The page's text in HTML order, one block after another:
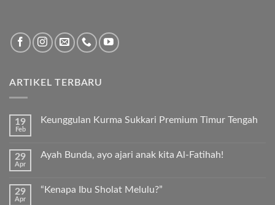
ARTIKEL TERBARU
19
Feb
Keunggulan Kurma Sukkari Premium Timur Tengah
pada
Premium
29
Apr
Ayah Bunda, ayo ajari anak kita Al-Fatihah!
komentar
pada
29
Apr
“Kenapa Ibu Sholat Melulu?”